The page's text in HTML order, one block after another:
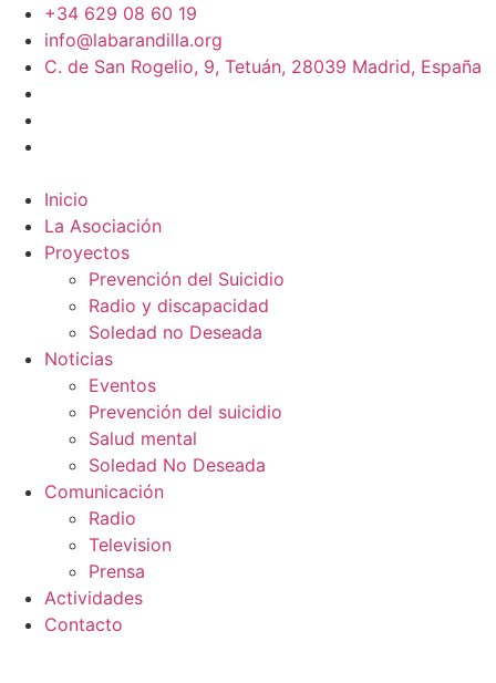
+34 629 08 60 19
info@labarandilla.org
C. de San Rogelio, 9, Tetuán, 28039 Madrid, España
Inicio
La Asociación
Proyectos
Prevención del Suicidio
Radio y discapacidad
Soledad no Deseada
Noticias
Eventos
Prevención del suicidio
Salud mental
Soledad No Deseada
Comunicación
Radio
Television
Prensa
Actividades
Contacto